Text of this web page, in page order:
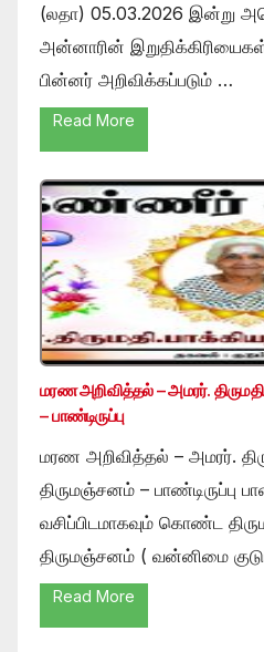
(லதா) 05.03.2026 இன்று
அன்னாரின்
பின்னர் அறிவிக்கப்படும் …
Read More
மரண அறிவித்தல் – அமரர்.
– பாண்டிருப்பு
மரண அறிவித்தல் – அமரர்.
திருமஞ்சனம் – பாண்டிருப்பு
வசிப்பிடமாகவும் கொண்ட
திருமஞ்சனம் ( வன்னிமை
Read More